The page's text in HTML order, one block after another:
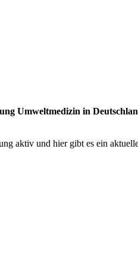
Umweltmedizin in
aktiv und hier gibt es ein